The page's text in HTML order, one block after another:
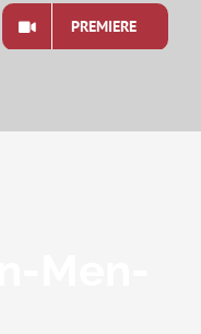
PREMIERE